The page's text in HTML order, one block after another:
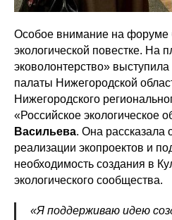
Особое внимание на форуме
экологической повестке. На
эковолонтерство»
палаты Нижегородской
Нижегородского
«Российское экологическое
Васильева. Она рассказала
реализации экопроектов и
необходимость создания в
экологического сообщества.
«Я поддерживаю идею